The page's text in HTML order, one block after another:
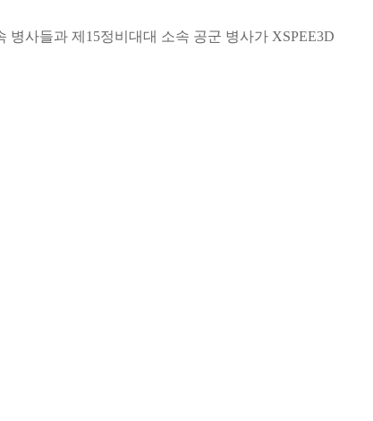
사들과 제15정비대대 소속 공군 병사가 XSPEE3D